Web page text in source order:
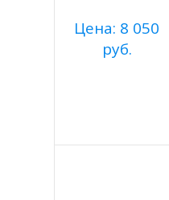
Цена: 8 050
руб.